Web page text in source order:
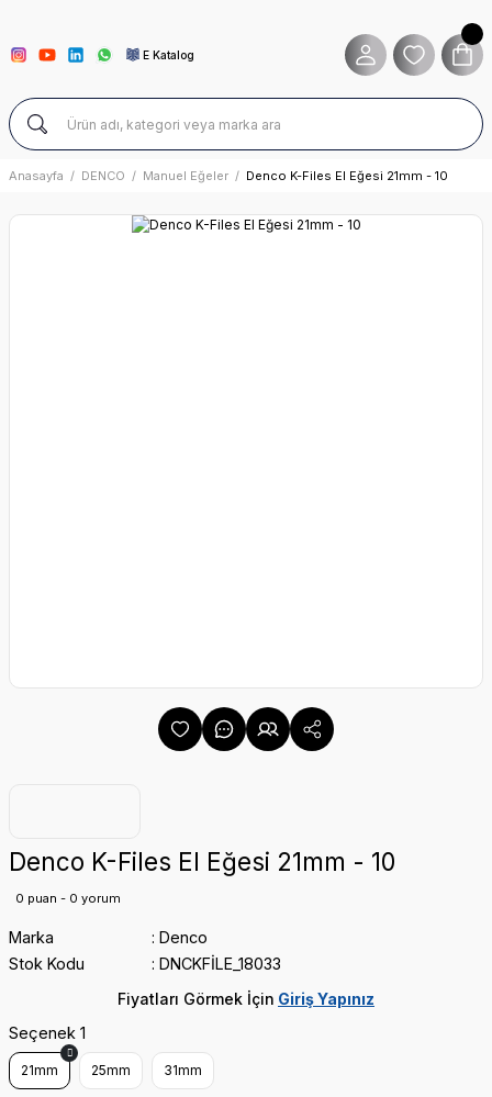
E Katalog
Anasayfa DENCO Manuel Eğeler Denco K-Files El Eğesi 21mm - 10
Denco K-Files El Eğesi 21mm - 10
0 puan - 0 yorum
Marka
Denco
Stok Kodu
DNCKFİLE_18033
Fiyatları Görmek İçin Giriş Yapınız
Seçenek 1
21mm 25mm 31mm